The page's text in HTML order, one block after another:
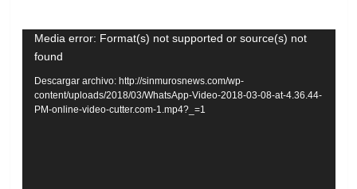
Reproductor
de
vídeo
Media error: Format(s) not supported or source(s) not
found
Descargar archivo: http://sinmurosnews.com/wp-
content/uploads/2018/03/WhatsApp-Video-2018-03-08-at-4.36.44-
PM-online-video-cutter.com-1.mp4?_=1